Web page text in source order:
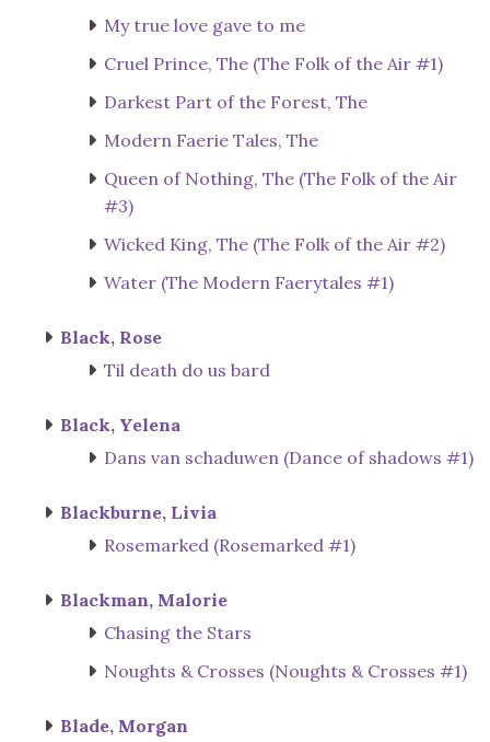
My true love gave to me
Cruel Prince, The (The Folk of the Air #1)
Darkest Part of the Forest, The
Modern Faerie Tales, The
Queen of Nothing, The (The Folk of the Air
#3)
Wicked King, The (The Folk of the Air #2)
Water (The Modern Faerytales #1)
Black, Rose
Til death do us bard
Black, Yelena
Dans van schaduwen (Dance of shadows #1)
Blackburne, Livia
Rosemarked (Rosemarked #1)
Blackman, Malorie
Chasing the Stars
Noughts & Crosses (Noughts & Crosses #1)
Blade, Morgan